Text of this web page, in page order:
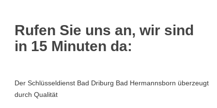
Rufen Sie uns an, wir sind
in 15 Minuten da:
Der Schlüsseldienst Bad Driburg Bad Hermannsborn überzeugt
durch Qualität